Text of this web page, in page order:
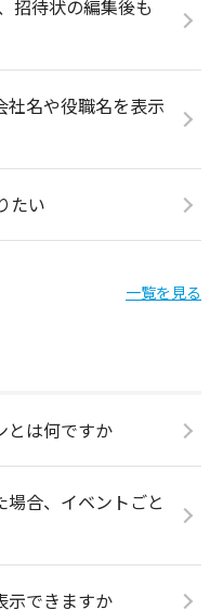
招待状の編集後も
社名や役職名を表示
たい
一覧を見る
とは何ですか
合、イベントごと
示できますか